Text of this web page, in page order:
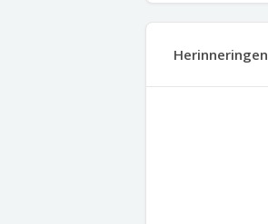
Herinneringen